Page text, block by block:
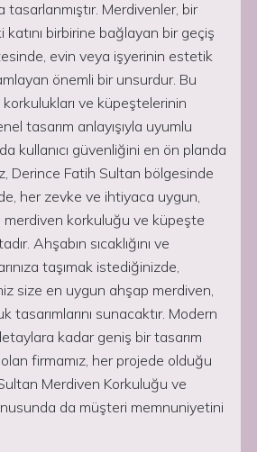
tasarlanmıştır. Merdivenler, bir
katını birbirine bağlayan bir geçiş
evin veya işyerinin estetik
önemli bir unsurdur. Bu
ve küpeştelerinin
tasarım anlayışıyla uyumlu
kullanıcı güvenliğini en ön planda
Derince Fatih Sultan bölgesinde
her zevke ve ihtiyaca uygun,
merdiven korkuluğu ve küpeşte
Ahşabın sıcaklığını ve
taşımak istediğinizde,
size en uygun ahşap merdiven,
tasarımlarını sunacaktır. Modern
kadar geniş bir tasarım
firmamız, her projede olduğu
Merdiven Korkuluğu ve
da müşteri memnuniyetini